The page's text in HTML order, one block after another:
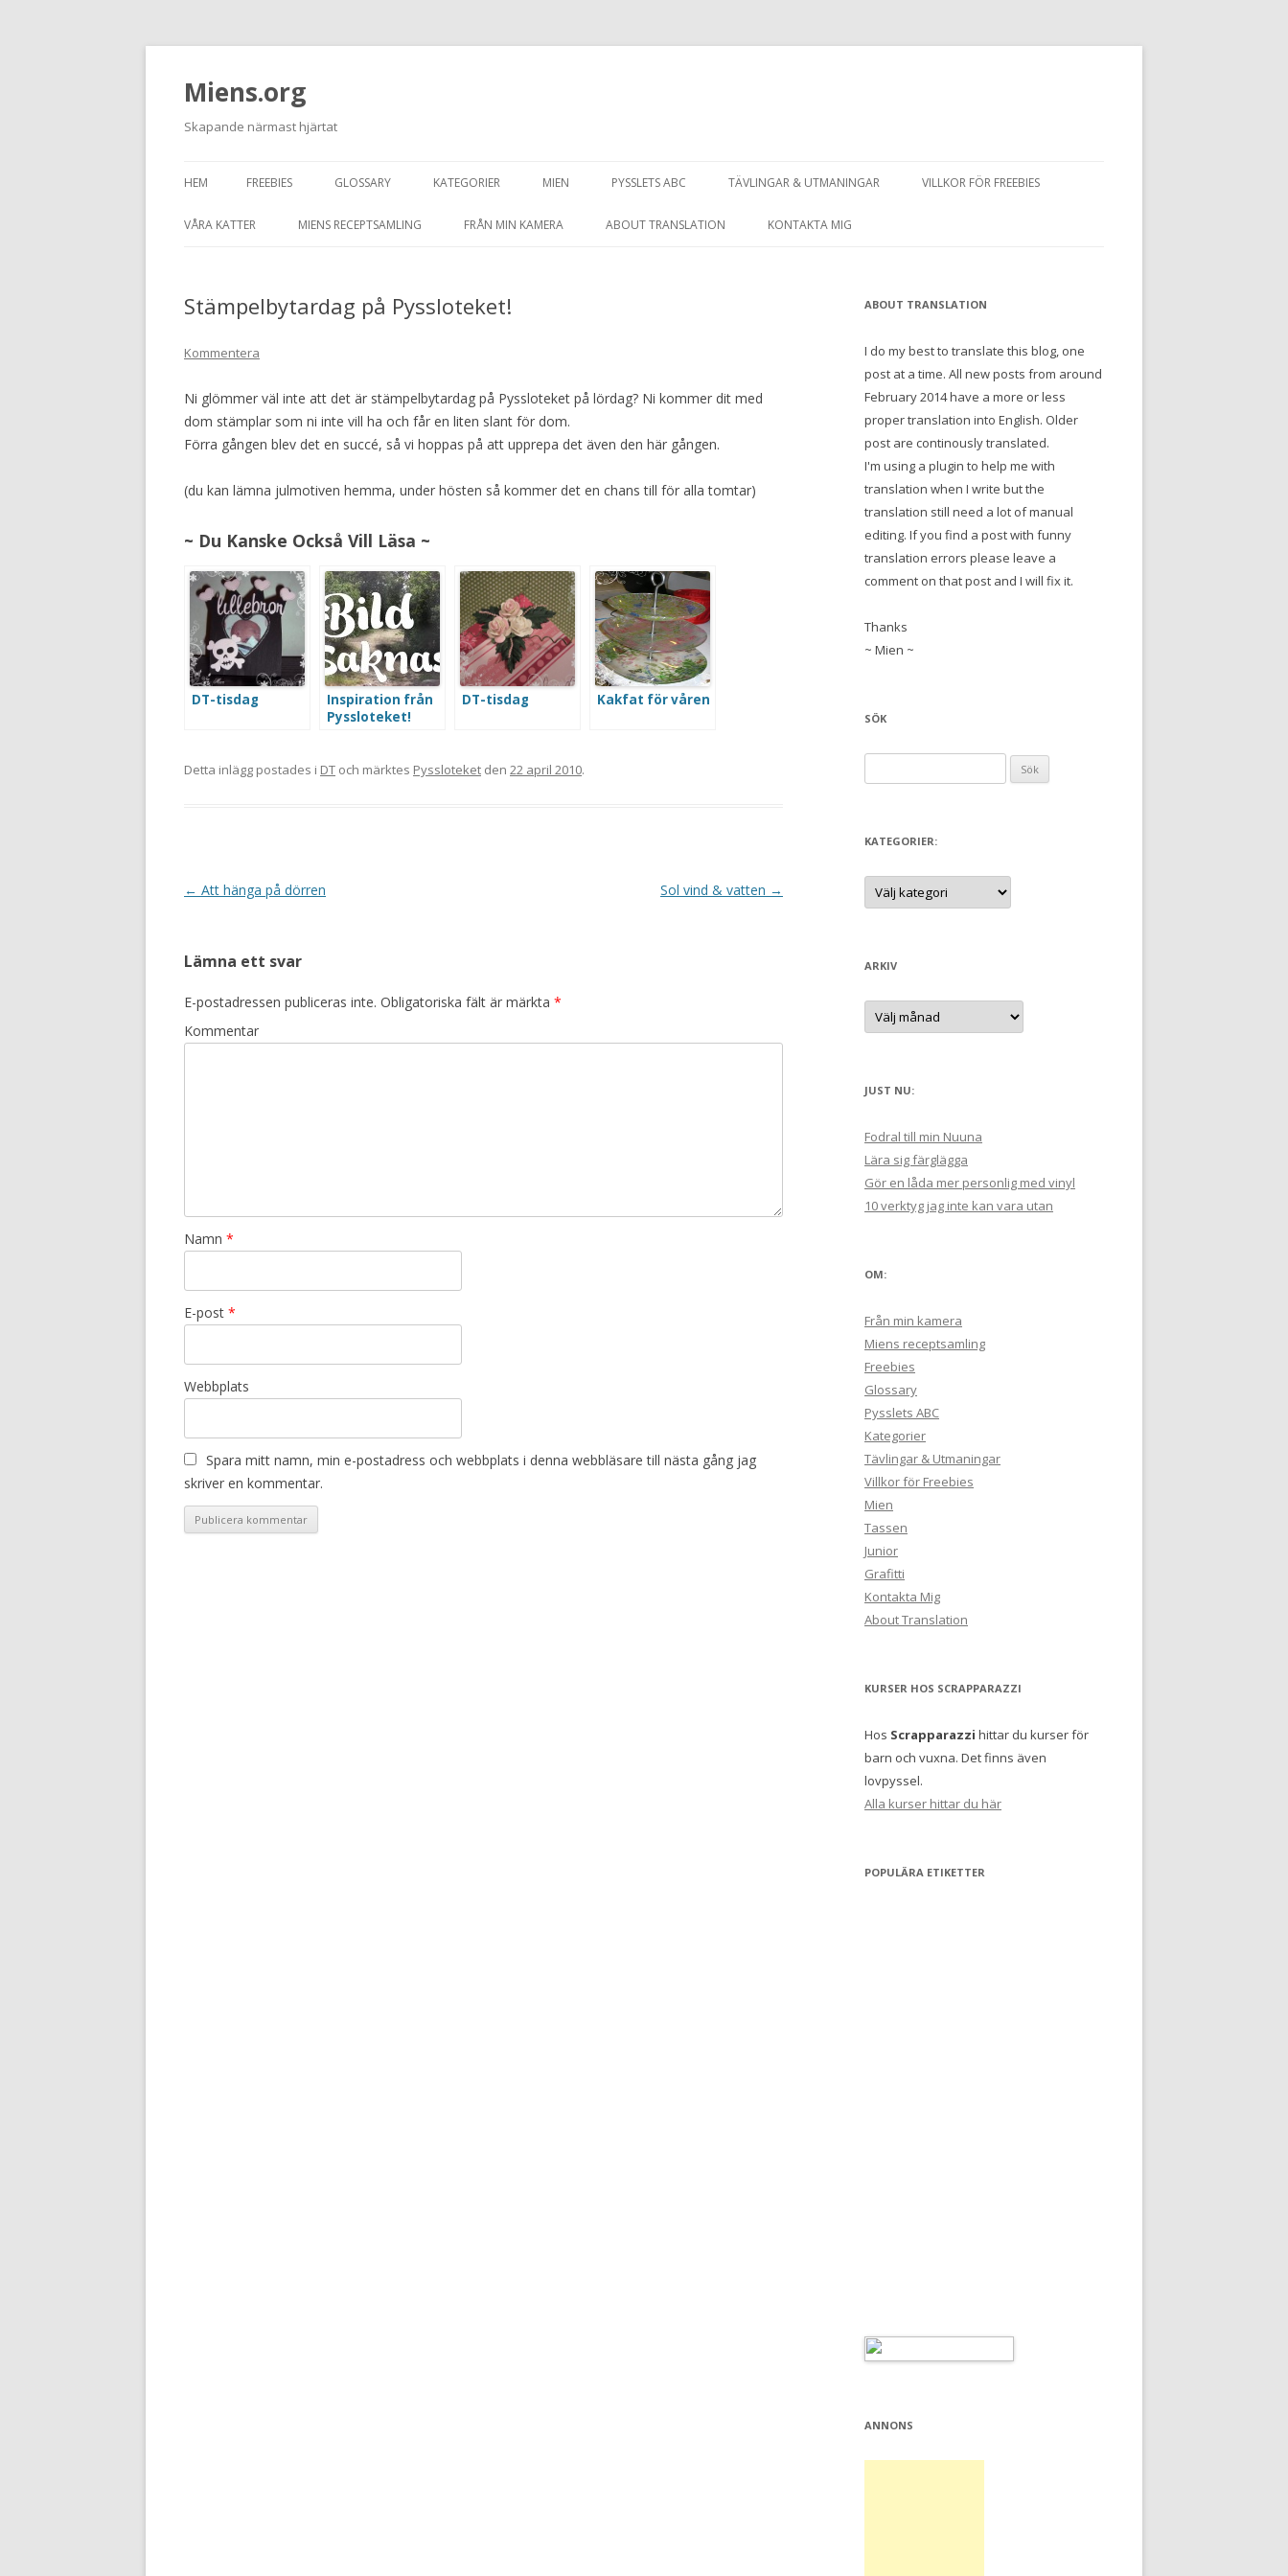
Miens.org
Skapande närmast hjärtat
till
HEM FREEBIES GLOSSARY KATEGORIER MIEN PYSSLETS ABC TÄVLINGAR & UTMANINGAR VILLKOR FÖR FREEBIES
VÅRA KATTER
JUNIOR
MIENS RECEPTSAMLING FRÅN MIN KAMERA ABOUT TRANSLATION KONTAKTA MIG
Stämpelbytardag på Pyssloteket!
Kommentera
Ni glömmer väl inte att det är stämpelbytardag på Pyssloteket på lördag? Ni kommer dit med
dom stämplar som ni inte vill ha och får en liten slant för dom.
Förra gången blev det en succé, så vi hoppas på att upprepa det även den här gången.
(du kan lämna julmotiven hemma, under hösten så kommer det en chans till för alla tomtar)
~ Du Kanske Också Vill Läsa ~
DT-tisdag
Inspiration från
Pyssloteket!
DT-tisdag Kakfat för våren
Detta inlägg postades i DT och märktes Pyssloteket den 22 april 2010.
Inläggsnavigering
← Att hänga på dörren Sol vind & vatten →
Lämna ett svar
E-postadressen publiceras inte. Obligatoriska fält är märkta *
Kommentar
Namn *
E-post *
Webbplats
Spara mitt namn, min e-postadress och webbplats i denna webbläsare till nästa gång jag
skriver en kommentar.
ABOUT TRANSLATION
I do my best to translate this blog, one
post at a time. All new posts from around
February 2014 have a more or less
proper translation into English. Older
post are continously translated.
I'm using a plugin to help me with
translation when I write but the
translation still need a lot of manual
editing. If you find a post with funny
translation errors please leave a
comment on that post and I will fix it.
Thanks
~ Mien ~
SÖK
ö
e
t
e
KATEGORIER:
K
t
r
i
r
ARKIV
A
k
JUST NU:
Fodral till min Nuuna
Lära sig färglägga
Gör en låda mer personlig med vinyl
10 verktyg jag inte kan vara utan
OM:
Från min kamera
Miens receptsamling
Freebies
Glossary
Pysslets ABC
Kategorier
Tävlingar & Utmaningar
Villkor för Freebies
Mien
Tassen
Junior
Grafitti
Kontakta Mig
About Translation
KURSER HOS SCRAPPARAZZI
Hos Scrapparazzi hittar du kurser för
barn och vuxna. Det finns även
lovpyssel.
Alla kurser hittar du här
POPULÄRA ETIKETTER
ANNONS